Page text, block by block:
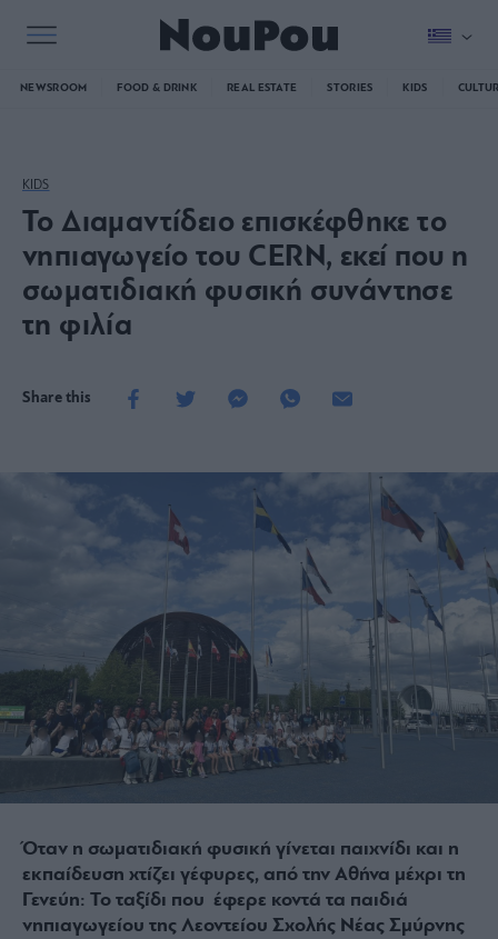
NEWSROOM FOOD & DRINK REAL ESTATE STORIES KIDS
KIDS
Το Διαμαντίδειο επισκέφθηκε το
νηπιαγωγείο του CERN, εκεί που η
σωματιδιακή φυσική συνάντησε
τη φιλία
Share this
Όταν η σωματιδιακή φυσική γίνεται παιχνίδι και η
εκπαίδευση χτίζει γέφυρες, από την Αθήνα μέχρι τη
Γενεύη: Το ταξίδι που έφερε κοντά τα παιδιά
νηπιαγωγείου της Λεοντείου Σχολής Νέας Σμύρνης